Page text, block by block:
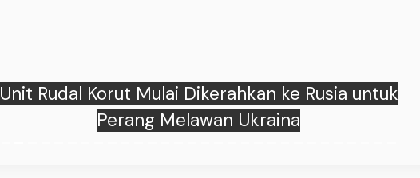
Unit Rudal Korut Mulai Dikerahkan ke Rusia untuk
Perang Melawan Ukraina